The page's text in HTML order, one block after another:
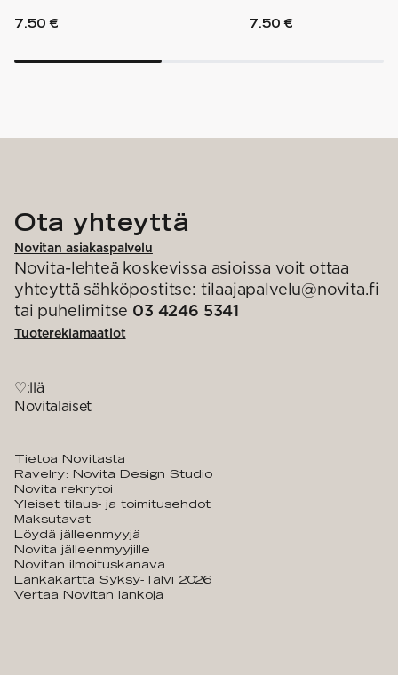
7.50 € 7.50 €
Ota yhteyttä
Novitan asiakaspalvelu
Novita-lehteä koskevissa asioissa voit ottaa
yhteyttä sähköpostitse: tilaajapalvelu@novita.fi
tai puhelimitse 03 4246 5341
Tuotereklamaatiot
♡:llä
Novitalaiset
Tietoa Novitasta
Ravelry: Novita Design Studio
Novita rekrytoi
Yleiset tilaus- ja toimitusehdot
Maksutavat
Löydä jälleenmyyjä
Novita jälleenmyyjille
Novitan ilmoituskanava
Lankakartta Syksy-Talvi 2026
Vertaa Novitan lankoja